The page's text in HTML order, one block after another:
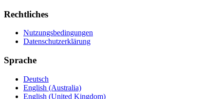
Rechtliches
Nutzungsbedingungen
Datenschutzerklärung
Sprache
Deutsch
English (Australia)
English (United Kingdom)